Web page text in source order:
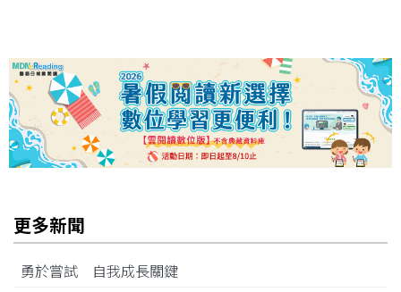
更多新聞
勇於嘗試 自我成長關鍵